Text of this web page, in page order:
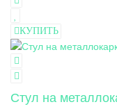
КУПИТЬ
Стул на